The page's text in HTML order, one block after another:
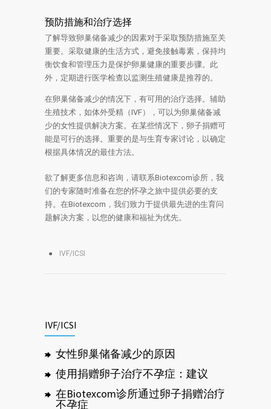
预防措施和治疗选择
了解导致卵巢储备减少的因素对于采取预防措施至关
重要。采取健康的生活方式，避免接触毒素，保持均
衡饮食和管理压力是保护卵巢健康的重要步骤。此
外，定期进行医学检查以监测生殖健康是推荐的。
在卵巢储备减少的情况下，有可用的治疗选择。辅助
生殖技术，如体外受精（IVF），可以为卵巢储备减
少的女性提供解决方案。在某些情况下，卵子捐赠可
能是可行的选择。重要的是与生育专家讨论，以确定
根据具体情况的最佳方法。
欲了解更多信息和咨询，请联系Biotexcom诊所，我
们的专家随时准备在您的怀孕之旅中提供必要的支
持。在Biotexcom，我们致力于提供最先进的生育问
题解决方案，以您的健康和福祉为优先。
IVF/ICSI
IVF/ICSI
女性卵巢储备减少的原因
使用捐赠卵子治疗不孕症：建议
在Biotexcom诊所通过卵子捐赠治疗
不孕症